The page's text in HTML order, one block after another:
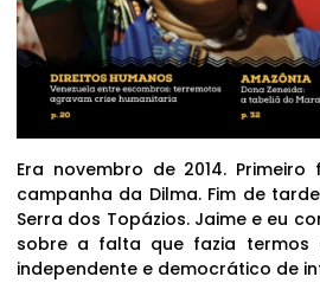
Era novembro de 2014. Primeiro
campanha da Dilma. Fim de tarde
Serra dos Topázios. Jaime e eu
sobre a falta que fazia termos
independente e democrático de